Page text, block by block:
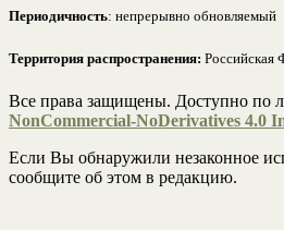
Периодичность: непрерывно обновляемый
Территория распространения: Российская
Все права защищены. Доступно по
NonCommercial-NoDerivatives 4.0
Если Вы обнаружили незаконное
сообщите об этом в редакцию.